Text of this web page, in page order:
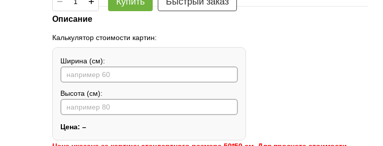
Описание
Калькулятор стоимости картин:
Ширина (см):
Высота (см):
Цена: –